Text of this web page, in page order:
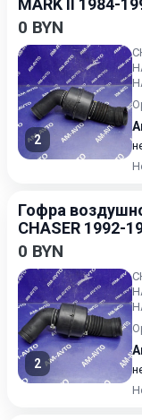
MARK II 1984-
0 BYN
2
Гофра
CHASER 1992-
0 BYN
2